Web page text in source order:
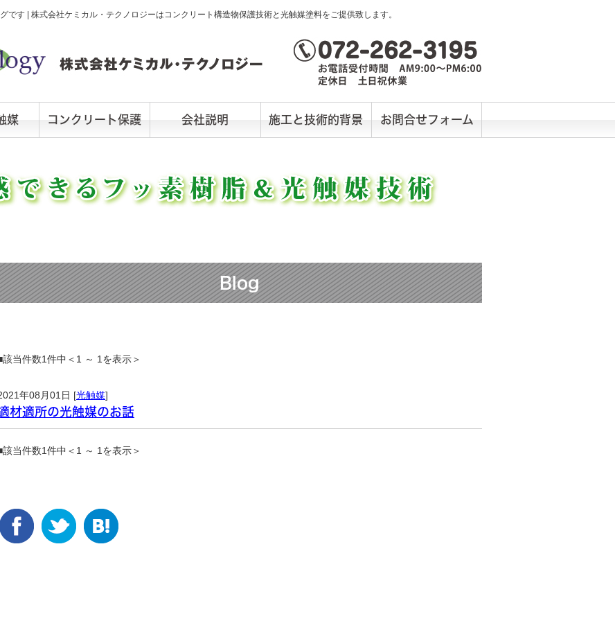
です | 株式会社ケミカル・テクノロジーはコンクリート構造物保護技術と光触媒塗料をご提供致します。
媒 コンクリート保護 会社説明 施工と技術的背景 お問合せフォーム
Blog
該当件数1件中＜1 ～ 1を表示＞
年08月01日 [光触媒]
材適所の光触媒のお話
該当件数1件中＜1 ～ 1を表示＞